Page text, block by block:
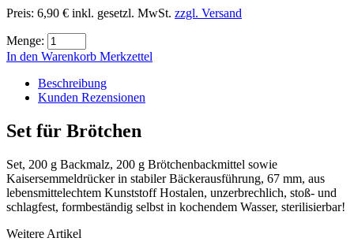
Preis: 6,90 € inkl. gesetzl. MwSt. zzgl. Versand
Menge:
In den Warenkorb Merkzettel
Beschreibung
Kunden Rezensionen
Set für Brötchen
Set, 200 g Backmalz, 200 g Brötchenbackmittel sowie
Kaisersemmeldrücker in stabiler Bäckerausführung, 67 mm, aus
lebensmittelechtem Kunststoff Hostalen, unzerbrechlich, stoß- und
schlagfest, formbeständig selbst in kochendem Wasser, sterilisierbar!
Weitere Artikel